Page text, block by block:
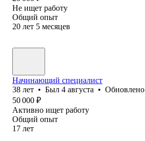
Не ищет работу
Общий опыт
20 лет 5 месяцев
Начинающий специалист
38 лет • Был 4 августа • Обновлено
50 000 ₽
Активно ищет работу
Общий опыт
17 лет